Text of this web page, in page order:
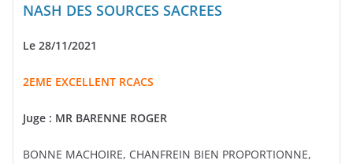
NASH DES SOURCES SACREES
Le 28/11/2021
2EME EXCELLENT RCACS
Juge : MR BARENNE ROGER
BONNE MACHOIRE, CHANFREIN BIEN PROPORTIONNE,